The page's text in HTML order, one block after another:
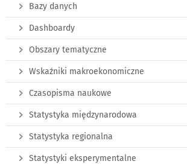
Bazy danych
Dashboardy
Obszary tematyczne
Wskaźniki makroekonomiczne
Czasopisma naukowe
Statystyka międzynarodowa
Statystyka regionalna
Statystyki eksperymentalne